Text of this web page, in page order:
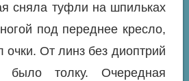
сняла туфли на шпильках
под переднее кресло,
От линз без диоптрий
толку. Очередная